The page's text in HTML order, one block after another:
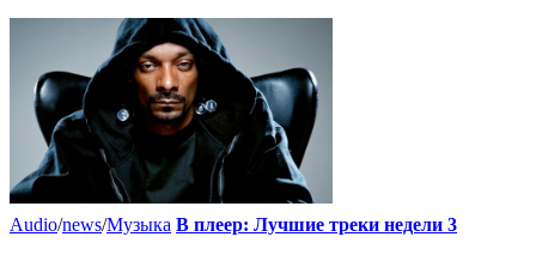
Audio/news/Музыка В плеер: Лучшие треки недели 3